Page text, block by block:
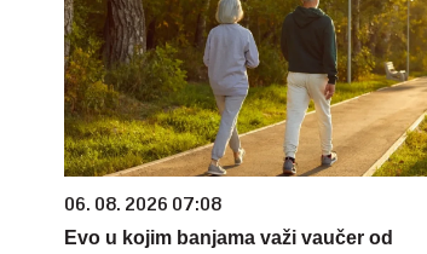
06. 08. 2026 07:08
Evo u kojim banjama važi vaučer od